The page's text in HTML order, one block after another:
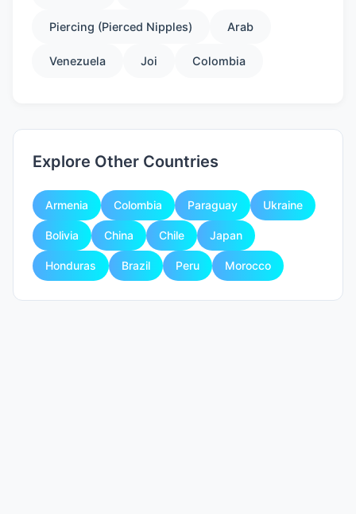
Piercing (Pierced Nipples) Arab
Venezuela Joi Colombia
Explore Other Countries
Armenia Colombia Paraguay Ukraine
Bolivia China Chile Japan
Honduras Brazil Peru Morocco